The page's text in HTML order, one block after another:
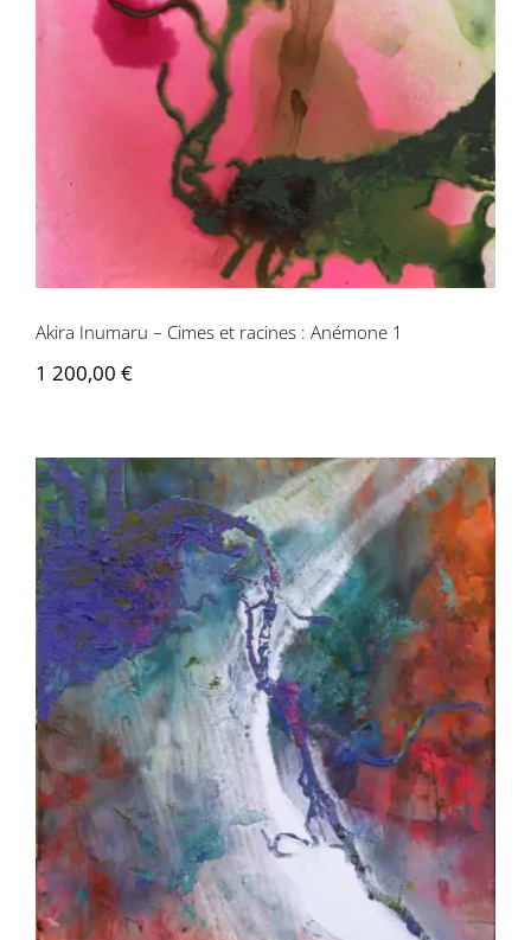
Akira Inumaru – Cimes et racines :
Anémone 1
Akira Inumaru – Cimes et racines : Anémone 1
1 200,00 €
Akira Inumaru – Cimes et racines :
Anémone-Gentiana A